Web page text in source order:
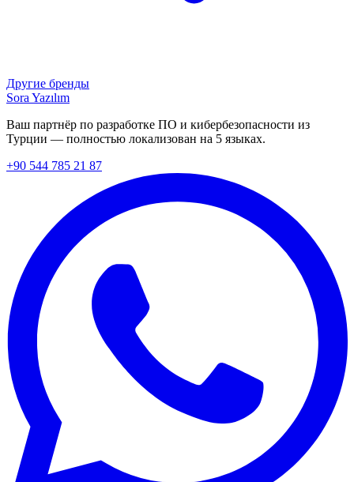
Другие бренды
Sora Yazılım
Ваш партнёр по разработке ПО и кибербезопасности из
Турции — полностью локализован на 5 языках.
+90 544 785 21 87